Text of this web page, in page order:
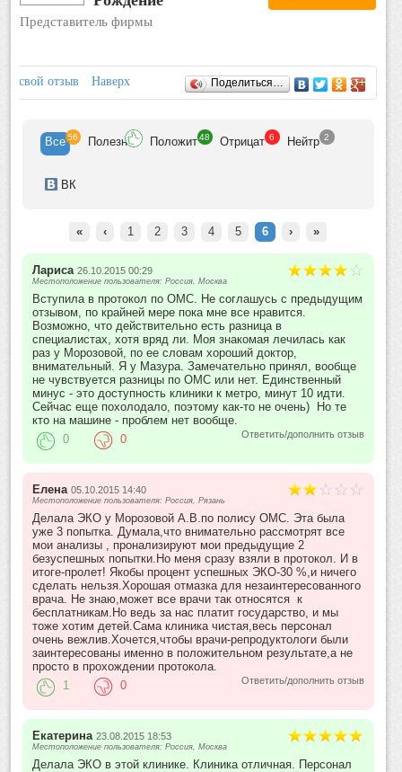
Представитель фирмы
Отзывы
свой отзыв Наверх Поделиться…
Все 56 Полезн Положит 48 Отрицат 6 Нейтр 2
ВК
« ‹ 1 2 3 4 5 6 › »
Лариса 26.10.2015 00:29
Местоположение пользователя: Россия, Москва
Вступила в протокол по ОМС. Не соглашусь с предыдущим
отзывом, по крайней мере пока мне все нравится.
Возможно, что действительно есть разница в
специалистах, хотя вряд ли. Моя знакомая лечилась как
раз у Морозовой, по ее словам хороший доктор,
внимательный. Я у Мазура. Замечательно принял, вообще
не чувствуется разницы по ОМС или нет. Единственный
минус - это доступность клиники к метро, минут 10 идти.
Сейчас еще похолодало, поэтому как-то не очень) Но те
кто на машине - проблем нет вообще.
Ответить/дополнить отзыв
0 0
Елена 05.10.2015 14:40
Местоположение пользователя: Россия, Рязань
Делала ЭКО у Морозовой А.В.по полису ОМС. Эта была
уже 3 попытка. Думала,что внимательно рассмотрят все
мои анализы , пронализируют мои предыдущие 2
безуспешных попытки.Но меня сразу взяли в протокол. И в
итоге-пролет! Якобы процент успешных ЭКО-30 %,и ничего
сделать нельзя.Хорошая отмазка для незаинтересованного
врача. Не знаю,может все врачи так относятся к
бесплатникам.Но ведь за нас платит государство, и мы
тоже хотим детей.Сама клиника чистая,весь персонал
очень вежлив.Хочется,чтобы врачи-репродуктологи были
заинтересованы именно в положительном результате,а не
просто в прохождении протокола.
Ответить/дополнить отзыв
1 0
Екатерина 23.08.2015 18:53
Местоположение пользователя: Россия, Москва
Делала ЭКО в этой клинике. Клиника отличная. Персонал